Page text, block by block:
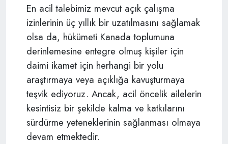
En acil talebimiz mevcut açık çalışma
izinlerinin üç yıllık bir uzatılmasını sağlamak
olsa da, hükümeti Kanada toplumuna
derinlemesine entegre olmuş kişiler için
daimi ikamet için herhangi bir yolu
araştırmaya veya açıklığa kavuşturmaya
teşvik ediyoruz. Ancak, acil öncelik ailelerin
kesintisiz bir şekilde kalma ve katkılarını
sürdürme yeteneklerinin sağlanması olmaya
devam etmektedir.